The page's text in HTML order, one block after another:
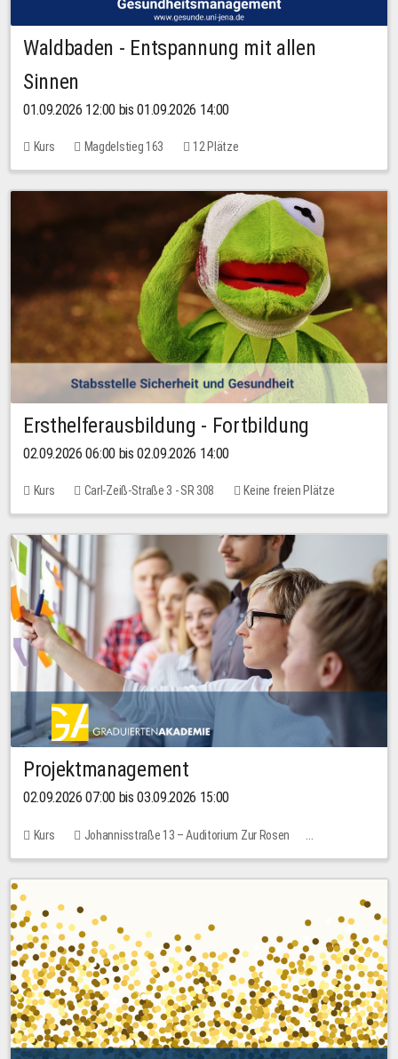
Waldbaden - Entspannung mit allen
Sinnen
01.09.2026 12:00 bis 01.09.2026 14:00
Kurs Magdelstieg 163 12 Plätze
Ersthelferausbildung - Fortbildung
02.09.2026 06:00 bis 02.09.2026 14:00
Kurs Carl-Zeiß-Straße 3 - SR 308 Keine freien Plätze
Projektmanagement
02.09.2026 07:00 bis 03.09.2026 15:00
Kurs
Johannisstraße 13 – Auditorium Zur Rosen
Keine freien Plätze
30,00 EUR